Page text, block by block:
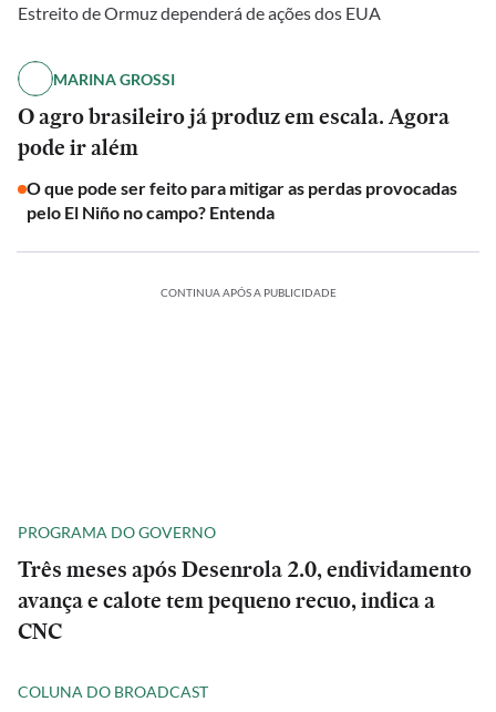
Estreito de Ormuz dependerá de ações dos EUA
MARINA GROSSI
O agro brasileiro já produz em escala. Agora
pode ir além
O que pode ser feito para mitigar as perdas provocadas
pelo El Niño no campo? Entenda
CONTINUA APÓS A PUBLICIDADE
PROGRAMA DO GOVERNO
Três meses após Desenrola 2.0, endividamento
avança e calote tem pequeno recuo, indica a
CNC
COLUNA DO BROADCAST